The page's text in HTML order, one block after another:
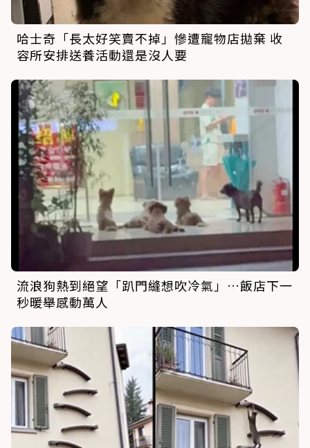
哈士奇「長太好笑賣不掉」慘遭寵物店拋棄 收
容所安排送養活動還是沒人要
流浪狗熱到絕望「趴門縫想吹冷氣」…飯店下一
秒暖舉感動萬人